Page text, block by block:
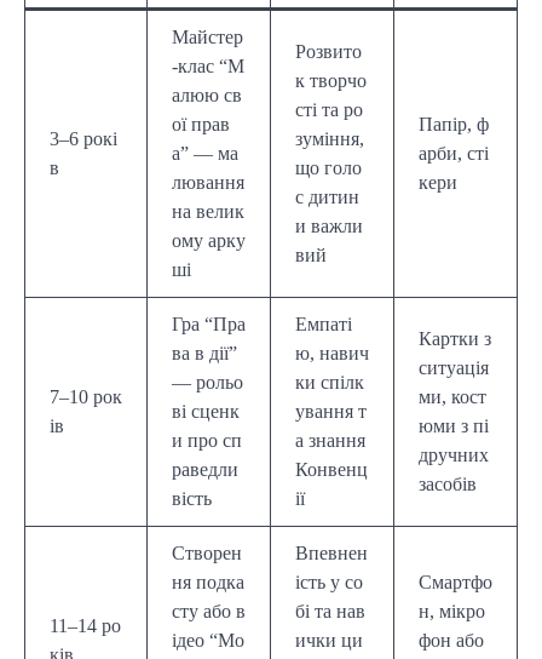
3–6 рокі
в
Майстер
-клас “М
алюю св
ої прав
а” — ма
лювання
на велик
ому арку
ші
Розвито
к творчо
сті та ро
зуміння,
що голо
с дитин
и важли
вий
Папір, ф
арби, сті
кери
7–10 рок
ів
Гра “Пра
ва в дії”
— рольо
ві сценк
и про сп
раведли
вість
Емпаті
ю, навич
ки спілк
ування т
а знання
Конвенц
ії
Картки з
ситуація
ми, кост
юми з пі
дручних
засобів
11–14 ро
Створен
ня подка
сту або в
ідео “Мо
Впевнен
ість у со
бі та нав
ички ци
Смартфо
н, мікро
фон або